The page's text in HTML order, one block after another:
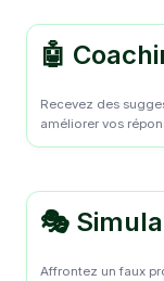
🤖
Recevez des
améliorer vos
🎭
Affrontez un faux